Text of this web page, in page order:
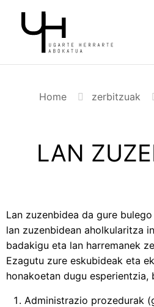
Home zerbitzuak
LAN
Lan zuzenbidea da gure
lan zuzenbidean aholkularitza
badakigu eta lan harremanek
Ezagutu zure eskubideak eta
honakoetan dugu esperientzia,
Administrazio prozedurak